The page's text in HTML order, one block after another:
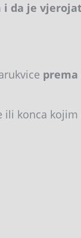
da je
prema
konca